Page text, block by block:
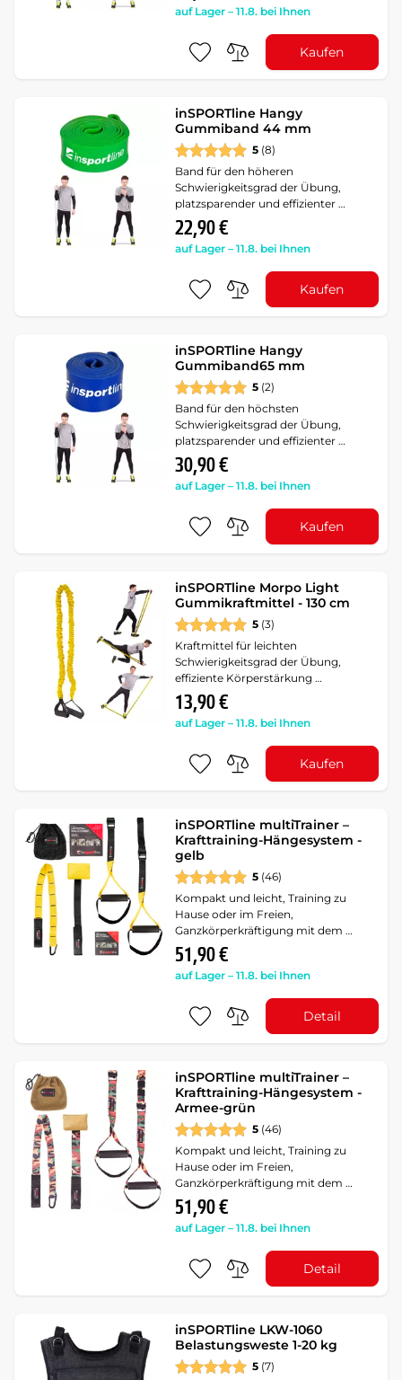
auf Lager – 11.8. bei Ihnen
Kaufen
inSPORTline Hangy
Gummiband 44 mm
5 (8)
Band für den höheren
Schwierigkeitsgrad der Übung,
platzsparender und effizienter …
22,90 €
auf Lager – 11.8. bei Ihnen
Kaufen
inSPORTline Hangy
Gummiband65 mm
5 (2)
Band für den höchsten
Schwierigkeitsgrad der Übung,
platzsparender und effizienter …
30,90 €
auf Lager – 11.8. bei Ihnen
Kaufen
inSPORTline Morpo Light
Gummikraftmittel - 130 cm
5 (3)
Kraftmittel für leichten
Schwierigkeitsgrad der Übung,
effiziente Körperstärkung …
13,90 €
auf Lager – 11.8. bei Ihnen
Kaufen
inSPORTline multiTrainer –
Krafttraining-Hängesystem -
gelb
5 (46)
Kompakt und leicht, Training zu
Hause oder im Freien,
Ganzkörperkräftigung mit dem …
51,90 €
auf Lager – 11.8. bei Ihnen
Detail
inSPORTline multiTrainer –
Krafttraining-Hängesystem -
Armee-grün
5 (46)
Kompakt und leicht, Training zu
Hause oder im Freien,
Ganzkörperkräftigung mit dem …
51,90 €
auf Lager – 11.8. bei Ihnen
Detail
inSPORTline LKW-1060
Belastungsweste 1-20 kg
5 (7)